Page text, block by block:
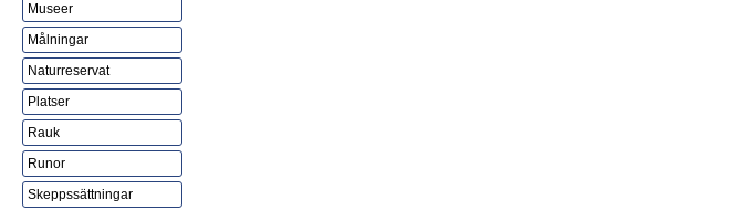
Museer
Målningar
Naturreservat
Platser
Rauk
Runor
Skeppssättningar